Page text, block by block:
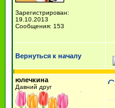
Зарегистрирован:
19.10.2013
Сообщения: 153
Вернуться к началу
юлечкина
Давний друг